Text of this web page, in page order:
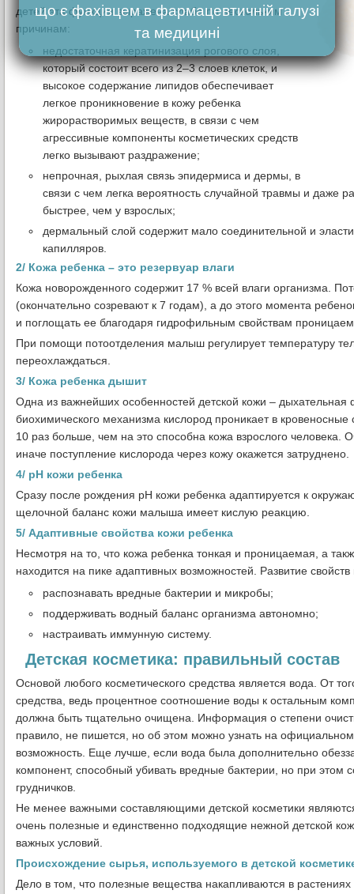
детей эта функция выражена слабо по нескольким
причинам:
недостаточная кератинизация рогового слоя,
который состоит всего из 2–3 слоев клеток, и
высокое содержание липидов обеспечивает
легкое проникновение в кожу ребенка
жирорастворимых веществ, в связи с чем
агрессивные компоненты косметических средств
легко вызывают раздражение;
непрочная, рыхлая связь эпидермиса и дермы, в
связи с чем легка вероятность случайной травмы и даже
быстрее, чем у взрослых;
дермальный слой содержит мало соединительной и
капилляров.
2/ Кожа ребенка – это резервуар влаги
Кожа новорожденного содержит 17 % всей влаги организма.
(окончательно созревают к 7 годам), а до этого момента
и поглощать ее благодаря гидрофильным свойствам
При помощи потоотделения малыш регулирует температуру
переохлаждаться.
3/ Кожа ребенка дышит
Одна из важнейших особенностей детской кожи – дыхательная
биохимического механизма кислород проникает в
10 раз больше, чем на это способна кожа взрослого
иначе поступление кислорода через кожу окажется затруднено.
4/ рН кожи ребенка
Сразу после рождения рН кожи ребенка адаптируется к
щелочной баланс кожи малыша имеет кислую реакцию.
5/ Адаптивные свойства кожи ребенка
Несмотря на то, что кожа ребенка тонкая и проницаемая, а
находится на пике адаптивных возможностей. Развитие
распознавать вредные бактерии и микробы;
поддерживать водный баланс организма автономно;
настраивать иммунную систему.
Детская косметика: правильный состав
Основой любого косметического средства является вода. От
средства, ведь процентное соотношение воды к остальным
должна быть тщательно очищена. Информация о степени
правило, не пишется, но об этом можно узнать на
возможность. Еще лучше, если вода была дополнительно
компонент, способный убивать вредные бактерии, но при
грудничков.
Не менее важными составляющими детской косметики
очень полезные и единственно подходящие нежной детской
важных условий.
Происхождение сырья, используемого в детской
Дело в том, что полезные вещества накапливаются в
що є фахівцем в фармацевтичній галузі
та медицині